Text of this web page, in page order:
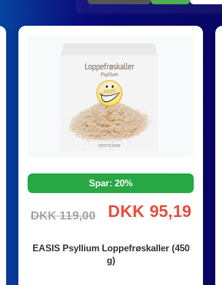
Spar: 20%
DKK 119,00 DKK 95,19
EASIS Psyllium Loppefrøskaller (450
g)